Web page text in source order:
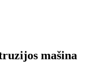
mašina